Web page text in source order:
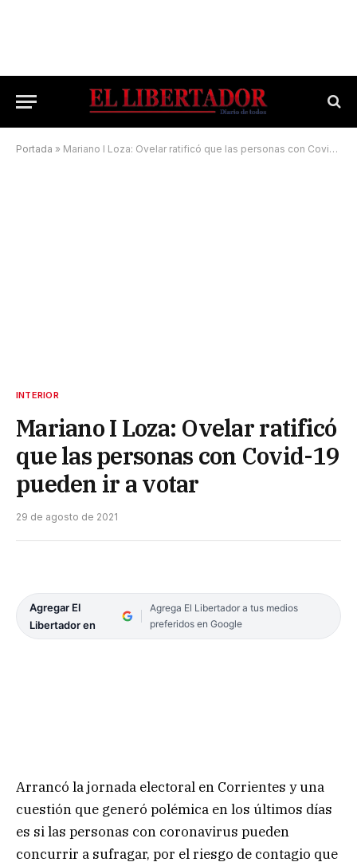
Portada » Mariano I Loza: Ovelar ratificó que las personas con Covid-19 pueden ir a votar
INTERIOR
Mariano I Loza: Ovelar ratificó
que las personas con Covid-19
pueden ir a votar
29 de agosto de 2021
Agregar El
Libertador en
Agrega El Libertador a tus medios
preferidos en Google
Arrancó la jornada electoral en Corrientes y una
cuestión que generó polémica en los últimos días
es si las personas con coronavirus pueden
concurrir a sufragar, por el riesgo de contagio que